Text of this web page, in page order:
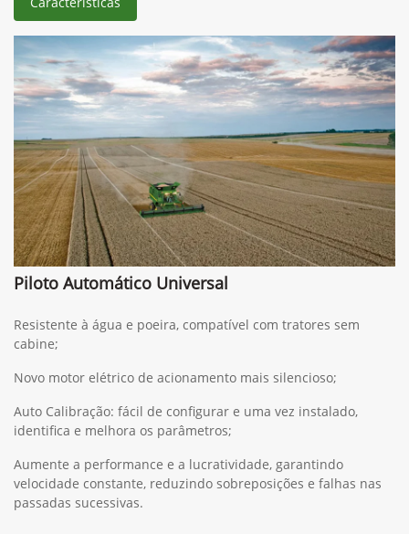
Piloto Automático Universal
Resistente à água e poeira, compatível com tratores sem
cabine;
Novo motor elétrico de acionamento mais silencioso;
Auto Calibração: fácil de configurar e uma vez instalado,
identifica e melhora os parâmetros;
Aumente a performance e a lucratividade, garantindo
velocidade constante, reduzindo sobreposições e falhas nas
passadas sucessivas.